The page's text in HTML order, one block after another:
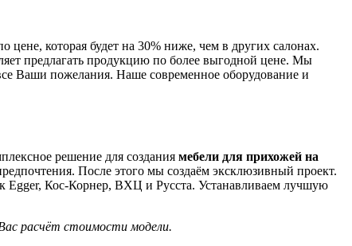
цене, которая будет на 30% ниже, чем в других салонах.
предлагать продукцию по более выгодной цене. Мы
Ваши пожелания. Наше современное оборудование и
решение для создания мебели для прихожей на
После этого мы создаём эксклюзивный проект.
Egger, Кос-Корнер, ВХЦ и Русста. Устанавливаем лучшую
расчёт стоимости модели.